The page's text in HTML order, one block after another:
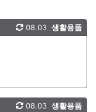
생활용품
08.03
생활용품
08.03